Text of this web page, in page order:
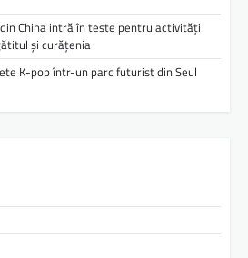
China intră în teste pentru activități
și curățenia
K-pop într-un parc futurist din Seul